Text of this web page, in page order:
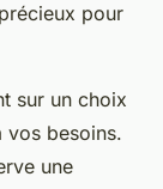
pour
sur un choix
vos besoins.
une